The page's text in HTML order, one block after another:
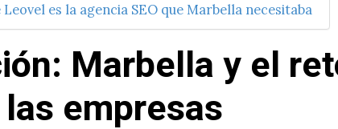
es la agencia SEO que Marbella necesitaba
Marbella y el
empresas